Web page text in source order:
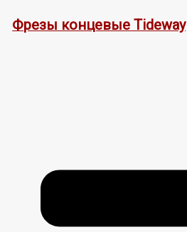
Фрезы концевые Tideway